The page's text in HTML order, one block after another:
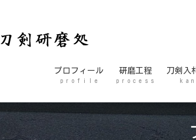
プロフィール
p r o f i l e
研磨工程
p r o c e s s
刀剣入
k a